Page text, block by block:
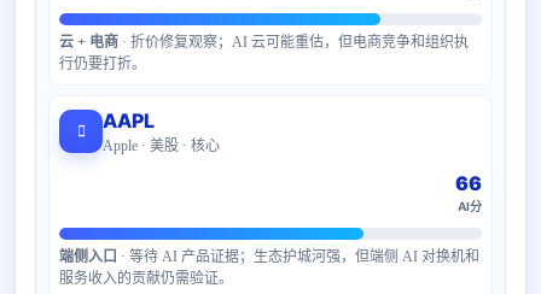
云 + 电商 · 折价修复观察；AI 云可能重估，但电商竞争和组织执
行仍要打折。
 AAPL
Apple · 美股 · 核心
66
AI分
端侧入口 · 等待 AI 产品证据；生态护城河强，但端侧 AI 对换机和
服务收入的贡献仍需验证。